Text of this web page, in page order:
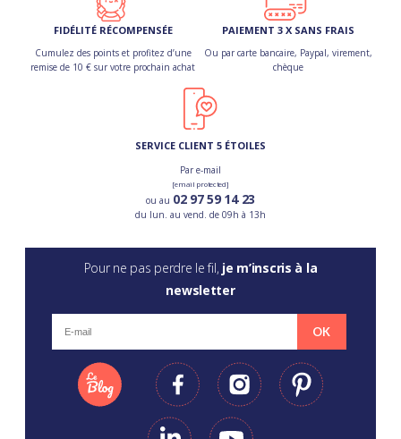
FIDÉLITÉ RÉCOMPENSÉE
Cumulez des points et profitez d’une
remise de 10 € sur votre prochain achat
PAIEMENT 3 X SANS FRAIS
Ou par carte bancaire, Paypal, virement,
chèque
SERVICE CLIENT 5 ÉTOILES
Par e-mail
[email protected]
ou au 02 97 59 14 23
du lun. au vend. de 09h à 13h
Pour ne pas perdre le fil, je m’inscris à la
newsletter
OK